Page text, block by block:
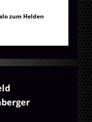
zum Helden